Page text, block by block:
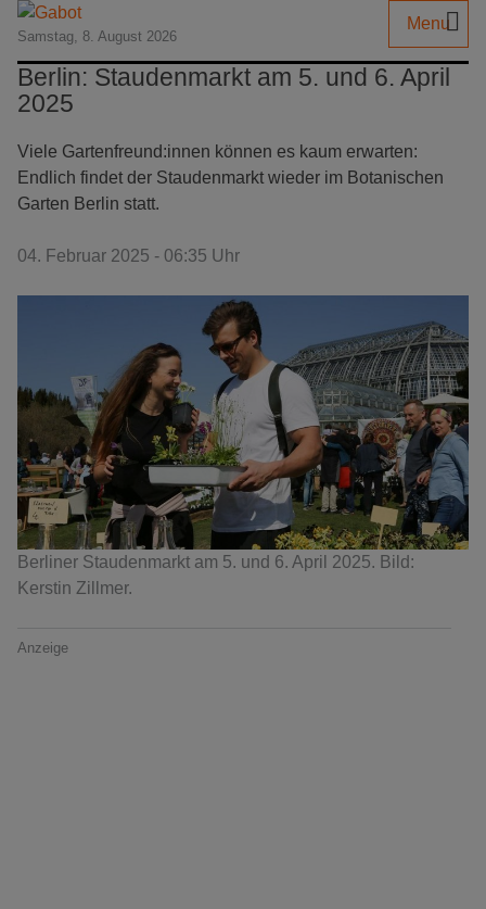
Samstag, 8. August 2026
Menu
Berlin: Staudenmarkt am 5. und 6. April
2025
Viele Gartenfreund:innen können es kaum erwarten:
Endlich findet der Staudenmarkt wieder im Botanischen
Garten Berlin statt.
04. Februar 2025 - 06:35 Uhr
Berliner Staudenmarkt am 5. und 6. April 2025. Bild:
Kerstin Zillmer.
Anzeige